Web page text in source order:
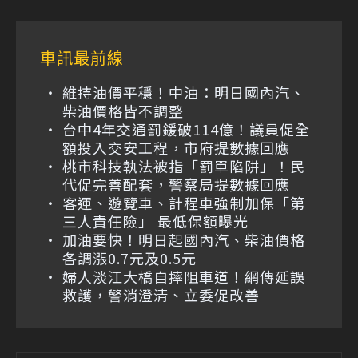
車訊最前線
維持油價平穩！中油：明日國內汽、
柴油價格皆不調整
台中4年交通罰鍰破114億！議員促全
額投入交安工程，市府提數據回應
桃市科技執法被指「罰單陷阱」！民
代促完善配套，警察局提數據回應
客運、遊覽車、計程車強制加保「第
三人責任險」 最低保額曝光
加油要快！明日起國內汽、柴油價格
各調漲0.7元及0.5元
婦人淡江大橋自摔阻車道！網傳延誤
救護，警消澄清、立委促改善